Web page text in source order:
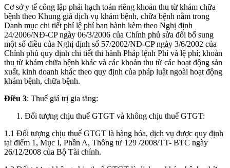
Cơ sở y tế công lập phải hạch toán riêng khoản thu từ khám chữa
bệnh theo Khung giá dịch vụ khám bệnh, chữa bệnh nằm trong
Danh mục chi tiết phí lệ phí ban hành kèm theo Nghị định
24/2006/NĐ-CP ngày 06/3/2006 của Chính phủ sửa đổi bổ sung
một số điều của Nghị định số 57/2002/NĐ-CP ngày 3/6/2002 của
Chính phủ quy định chi tiết thi hành Pháp lệnh Phí và lệ phí; khoản
thu từ khám chữa bệnh khác và các khoản thu từ các hoạt động sản
xuất, kinh doanh khác theo quy định của pháp luật ngoài hoạt động
khám bệnh, chữa bệnh.
Điều 3: Thuế giá trị gia tăng:
Đối tượng chịu thuế GTGT và không chịu thuế GTGT:
1.1 Đối tượng chịu thuế GTGT là hàng hóa, dịch vụ được quy định
tại điểm 1, Mục I, Phần A, Thông tư 129 /2008/TT- BTC ngày
26/12/2008 của Bộ Tài chính.